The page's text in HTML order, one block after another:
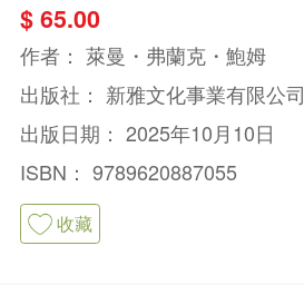
$ 65.00
作者： 萊曼・弗蘭克・鮑姆
出版社： 新雅文化事業有限公司
出版日期： 2025年10月10日
ISBN： 9789620887055
收藏